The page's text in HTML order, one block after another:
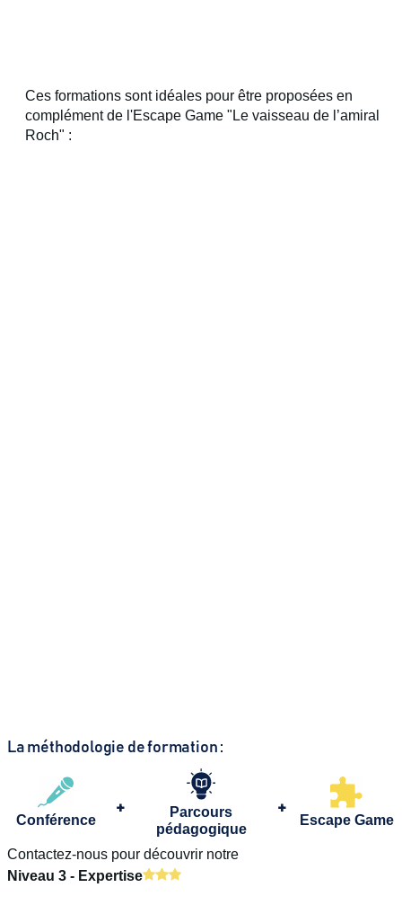
Ces formations sont idéales pour être proposées en
complément de l'Escape Game "Le vaisseau de l’amiral
Roch" :
La méthodologie de formation :
Conférence
+
Parcours
pédagogique
+
Escape Game
Contactez-nous pour découvrir notre
Niveau 3 - Expertise